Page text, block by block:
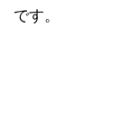
です。